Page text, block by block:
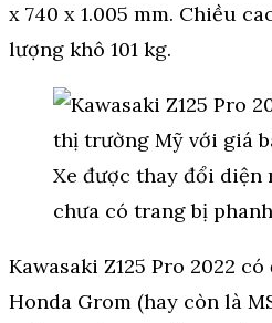
x 740 x 1.005 mm. Chiều
lượng khô 101 kg.
Kawasaki Z125 Pro 2022
Honda Grom (hay còn là